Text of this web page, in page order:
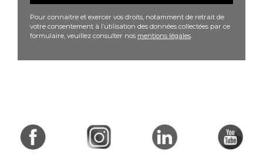
Pour connaitre et exercer vos droits, notamment de retrait de
votre consentement à l’utilisation des données collectées par ce
formulaire, veuillez consulter nos mentions légales